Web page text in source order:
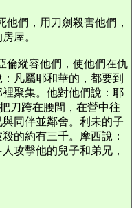
們，用刀劍殺害他們，
屋。
倫縱容他們，使他們在仇
凡屬耶和華的，都要到
聚集。他對他們說：耶
刀跨在腰間，在營中往
同伴並鄰舍。利未的子
的約有三千。摩西說：
攻擊他的兒子和弟兄，